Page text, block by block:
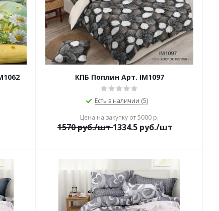
КПБ Поплин Арт. IM1097
Есть в наличии (5)
Цена на закупку от 5000 р.
1570руб./шт 1334.5 руб./шт